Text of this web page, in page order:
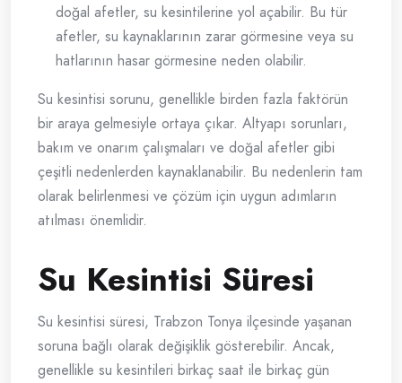
doğal afetler, su kesintilerine yol açabilir. Bu tür
afetler, su kaynaklarının zarar görmesine veya su
hatlarının hasar görmesine neden olabilir.
Su kesintisi sorunu, genellikle birden fazla faktörün
bir araya gelmesiyle ortaya çıkar. Altyapı sorunları,
bakım ve onarım çalışmaları ve doğal afetler gibi
çeşitli nedenlerden kaynaklanabilir. Bu nedenlerin tam
olarak belirlenmesi ve çözüm için uygun adımların
atılması önemlidir.
Su Kesintisi Süresi
Su kesintisi süresi, Trabzon Tonya ilçesinde yaşanan
soruna bağlı olarak değişiklik gösterebilir. Ancak,
genellikle su kesintileri birkaç saat ile birkaç gün